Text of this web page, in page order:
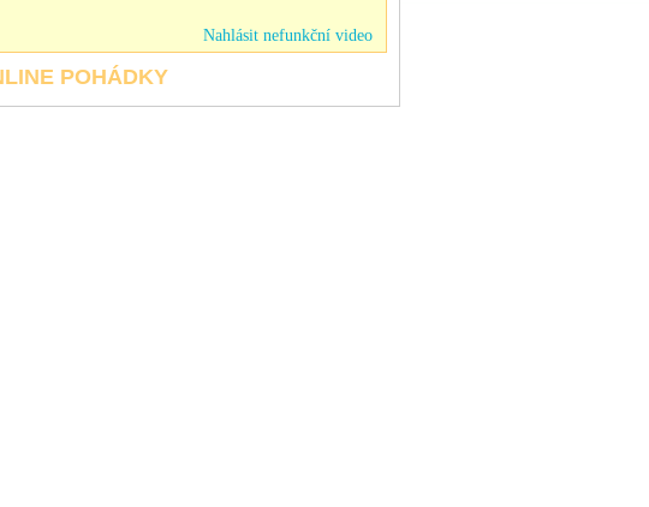
Nahlásit nefunkční video
POHÁDKY